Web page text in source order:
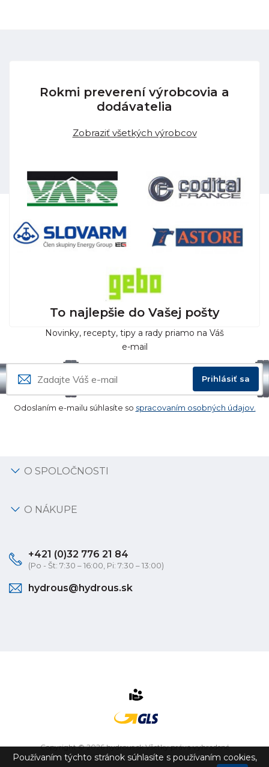
Rokmi preverení výrobcovia a
dodávatelia
Zobraziť všetkých výrobcov
To najlepšie do Vašej pošty
Novinky, recepty, tipy a rady priamo na Váš
e-mail
Prihlásiť sa
Odoslaním e-mailu súhlasíte so spracovaním osobných údajov.
O SPOLOČNOSTI
O NÁKUPE
+421 (0)32 776 21 84
(Po - Št: 7:30 – 16:00, Pi: 7:30 – 13:00)
hydrous@hydrous.sk
Copyright © 2026 hydrous.sk Všetky práva vyhradené
eshop na mieruvytvorilovibration.sk
Používaním týchto stránok súhlasíte s používaním cookies,